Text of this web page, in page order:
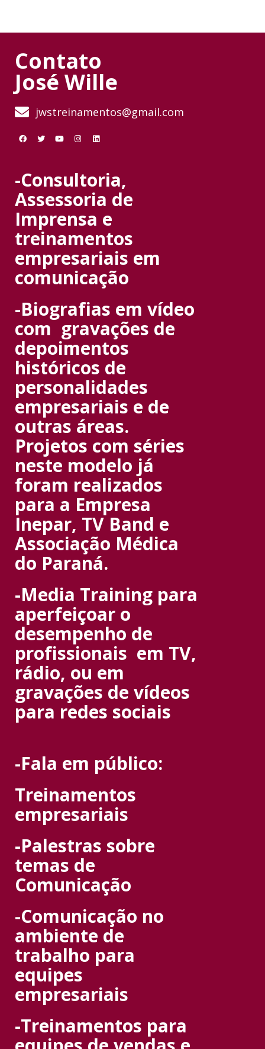
Contato
José Wille
jwstreinamentos@gmail.com
-Consultoria,
Assessoria de
Imprensa e
treinamentos
empresariais em
comunicação
-Biografias em vídeo
com gravações de
depoimentos
históricos de
personalidades
empresariais e de
outras áreas.
Projetos com séries
neste modelo já
foram realizados
para a Empresa
Inepar, TV Band e
Associação Médica
do Paraná.
-Media Training para
aperfeiçoar o
desempenho de
profissionais em TV,
rádio, ou em
gravações de vídeos
para redes sociais
-Fala em público:
Treinamentos
empresariais
-Palestras sobre
temas de
Comunicação
-Comunicação no
ambiente de
trabalho para
equipes
empresariais
-Treinamentos para